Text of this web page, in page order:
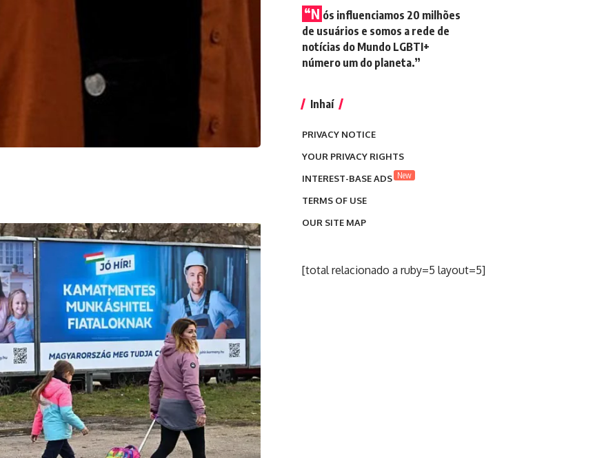
“N ós influenciamos 20 milhões
de usuários e somos a rede de
notícias do Mundo LGBTI+
número um do planeta.”
Inhaí
PRIVACY NOTICE
YOUR PRIVACY RIGHTS
INTEREST-BASE ADS New
TERMS OF USE
OUR SITE MAP
[total relacionado a ruby=5 layout=5]